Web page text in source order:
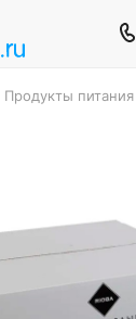
Продукты питания